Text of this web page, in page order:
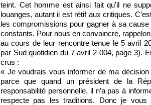
teint. Cet homme est ainsi fait qu’il ne
louanges, autant il est rétif aux critiques.
les compromissions pour gagner à sa
constants. Pour nous en convaincre,
au cours de leur rencontre tenue le 5 avril
par Sud quotidien du 7 avril 2 004, page 3).
crus :
« Je voudrais vous informer de ma décision
parce que quand un président de la
responsabilité personnelle, il n’a pas à
respecte pas les traditions. Donc je vous